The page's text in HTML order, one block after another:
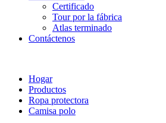
Certificado
Tour por la fábrica
Atlas terminado
Contáctenos
Hogar
Productos
Ropa protectora
Camisa polo